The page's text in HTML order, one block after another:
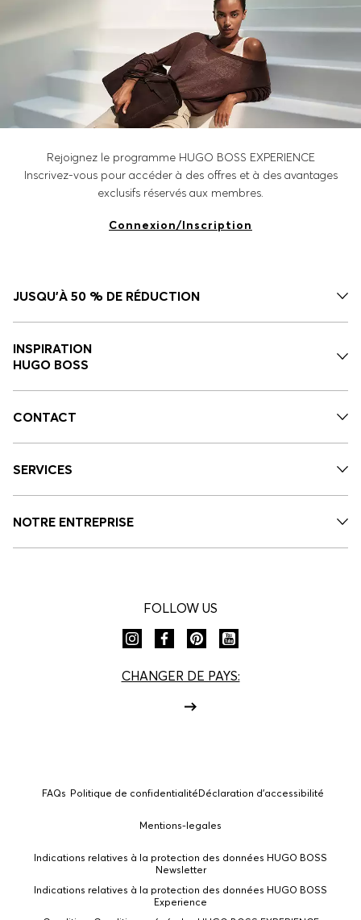
Rejoignez le programme HUGO BOSS EXPERIENCE
Inscrivez-vous pour accéder à des offres et à des avantages
exclusifs réservés aux membres.
Connexion/Inscription
JUSQU'À 50 % DE RÉDUCTION
INSPIRATION
HUGO BOSS
CONTACT
SERVICES
NOTRE ENTREPRISE
FOLLOW US
CHANGER DE PAYS:
FAQs Politique de confidentialitéDéclaration d'accessibilité
Mentions-legales
Indications relatives à la protection des données HUGO BOSS
Newsletter
Indications relatives à la protection des données HUGO BOSS
Experience